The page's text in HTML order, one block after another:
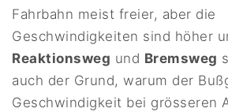
Fahrbahn meist freier, aber die
Geschwindigkeiten sind höher
Reaktionsweg und Bremsweg
auch der Grund, warum der
Geschwindigkeit bei grösseren